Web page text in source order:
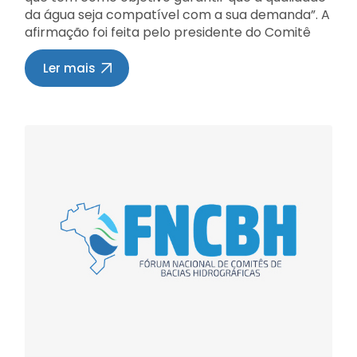
antecipação dos problemas. O que nós estamos
fazendo é planejar esse abastecimento
enquanto ainda temos água para nos antecipar
ao prejuízo. Neste contexto, o papel do comitê é
exatamente reunir esses atores. Hoje
conversamos com os prefeitos e nesta quinta
encontro com os prefeitos porque são eles que
estão na porta dos problemas e eles nos ajudam
nessas ações. Os prefeitos estão dispostos a
fazer uma força-tarefa para nos ajudar. Já
temos ideia de como o rio está, mas vamos fazer
da água seja compatível com a sua demanda”. A
afirmação foi feita pelo presidente do Comitê
Jacutinga, Alexandre Matthiensen, pesquisador
da Embrapa Suínos e Aves de Concórdia,
durante o Curso “Água e os Instrumentos de
evolução da qualidade da água, garantindo que
esta esteja de acordo com o seu uso. “Ou seja, a
água começa a ser classificada desde seu uso
mais nobre, até usos menos nobres”,
exemplificou. O Curso buscou discutir a
Ler mais